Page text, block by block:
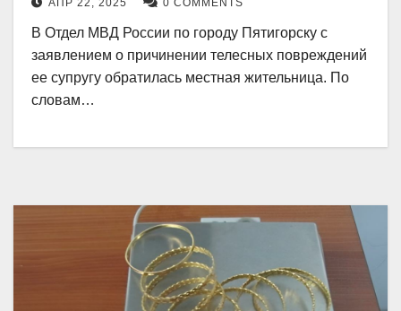
повреждения местному жителю
АПР 22, 2025 0 COMMENTS
В Отдел МВД России по городу Пятигорску с
заявлением о причинении телесных повреждений
ее супругу обратилась местная жительница. По
словам…